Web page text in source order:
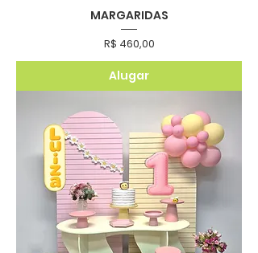
MARGARIDAS
Preço
R$ 460,00
Alugar